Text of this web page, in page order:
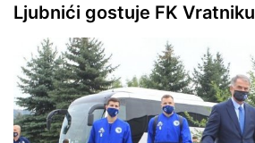
Ljubnići gostuje FK Vratniku